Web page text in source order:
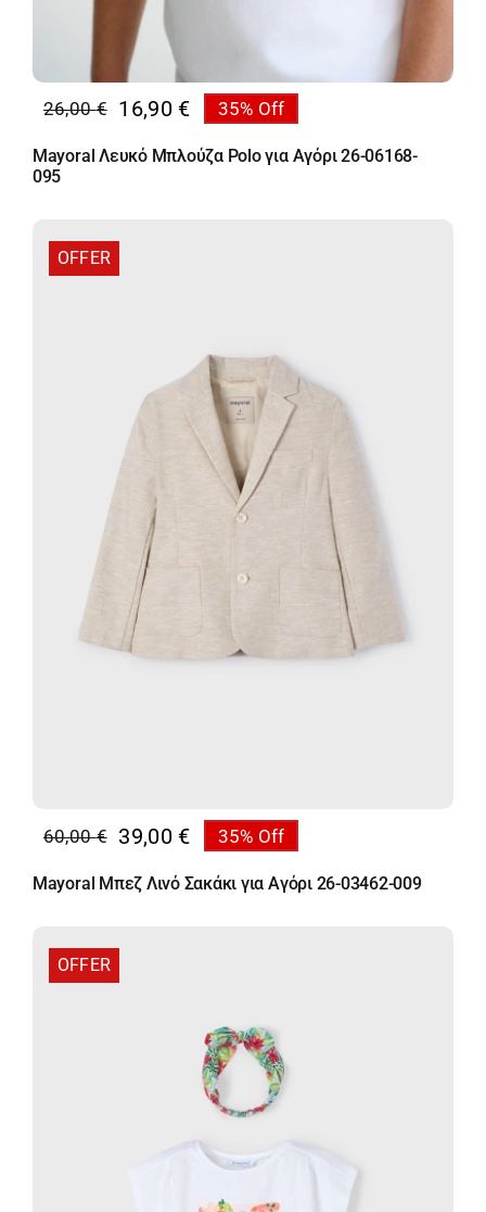
26,00€
Original
price
was:
16,90 €
Η
τρέχουσα
τιμή
35% Off
Mayoral Λευκό Μπλούζα Polo για Αγόρι 26-06168-
095
OFFER
60,00€
Original
price
was:
39,00 €
Η
τρέχουσα
τιμή
39,00 €.
35% Off
Mayoral Μπεζ Λινό Σακάκι για Αγόρι 26-03462-009
OFFER